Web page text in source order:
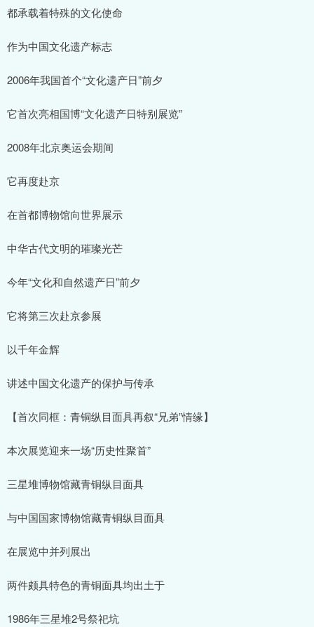
都承载着特殊的文化使命
作为中国文化遗产标志
2006年我国首个“文化遗产日”前夕
它首次亮相国博“文化遗产日特别展览”
2008年北京奥运会期间
它再度赴京
在首都博物馆向世界展示
中华古代文明的璀璨光芒
今年“文化和自然遗产日”前夕
它将第三次赴京参展
以千年金辉
讲述中国文化遗产的保护与传承
【首次同框：青铜纵目面具再叙“兄弟”情缘】
本次展览迎来一场“历史性聚首”
三星堆博物馆藏青铜纵目面具
与中国国家博物馆藏青铜纵目面具
在展览中并列展出
两件颇具特色的青铜面具均出土于
1986年三星堆2号祭祀坑